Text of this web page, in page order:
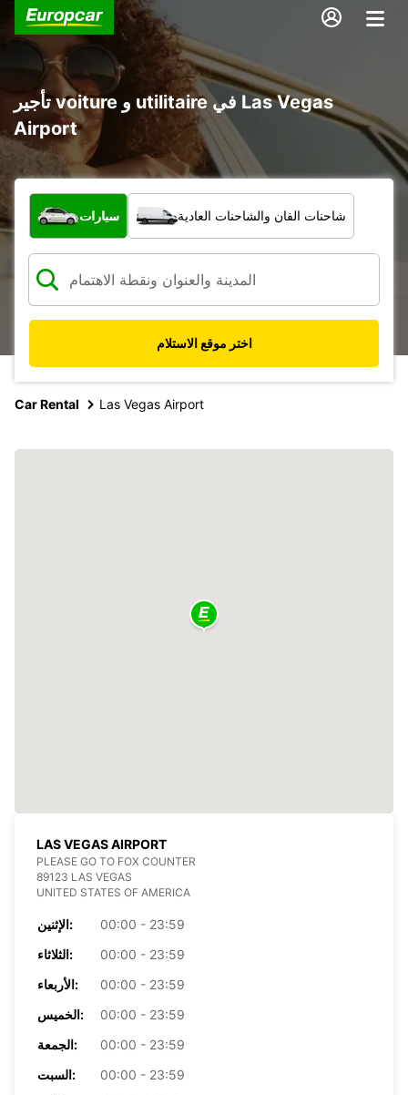
تأجير voiture و utilitaire في Las Vegas
Airport
ما نوع المركبة؟
سيارات شاحنات الفان والشاحنات العادية
اختر موقع الاستلام
Car Rental Las Vegas Airport
LAS VEGAS AIRPORT
PLEASE GO TO FOX COUNTER
89123 LAS VEGAS
UNITED STATES OF AMERICA
الإثنين:
00:00 - 23:59
الثلاثاء:
00:00 - 23:59
الأربعاء:
00:00 - 23:59
الخميس:
00:00 - 23:59
الجمعة:
00:00 - 23:59
السبت:
00:00 - 23:59